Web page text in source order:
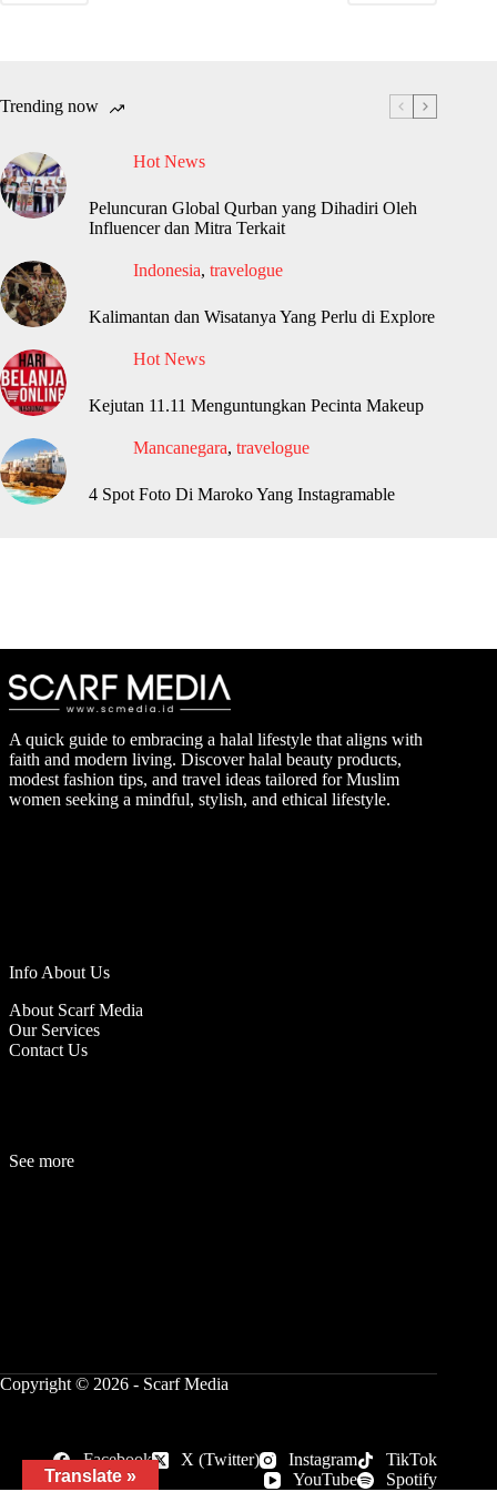
Trending now
Hot News
Peluncuran Global Qurban yang Dihadiri Oleh
Influencer dan Mitra Terkait
Indonesia, travelogue
Kalimantan dan Wisatanya Yang Perlu di Explore
Hot News
Kejutan 11.11 Menguntungkan Pecinta Makeup
Mancanegara, travelogue
4 Spot Foto Di Maroko Yang Instagramable
A quick guide to embracing a halal lifestyle that aligns with
faith and modern living. Discover halal beauty products,
modest fashion tips, and travel ideas tailored for Muslim
women seeking a mindful, stylish, and ethical lifestyle.
Info About Us
About Scarf Media
Our Services
Contact Us
See more
Copyright © 2026 - Scarf Media
Facebook X (Twitter) Instagram
TikTok
YouTube
Spotify
Translate »